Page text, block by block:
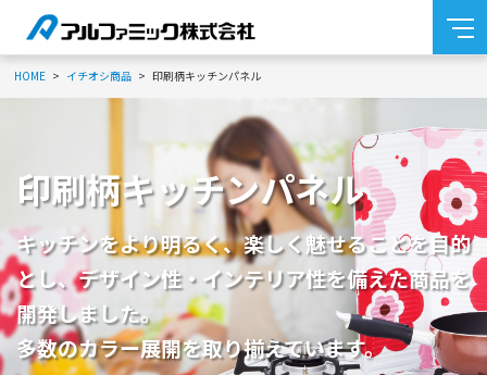
HOME イチオシ商品 印刷柄キッチンパネル
印刷柄キッチンパネル
キッチンをより明るく、楽しく魅せることを目的
とし、デザイン性・インテリア性を備えた商品を
開発しました。
多数のカラー展開を取り揃えています。